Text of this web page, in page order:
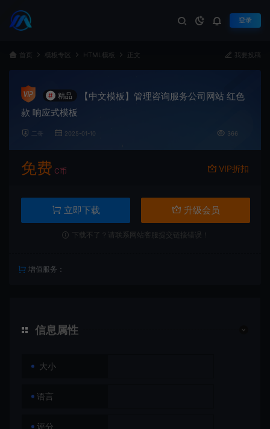
登录
首页 模板专区 HTML模板 正文 我要投稿
# 精品
【中文模板】管理咨询服务公司网站 红色
款 响应式模板
二哥 2025-01-10 366
免费 C币 VIP折扣
立即下载 升级会员
下载不了？请联系网站客服提交链接错误！
增值服务：
信息属性
大小
语言
评分